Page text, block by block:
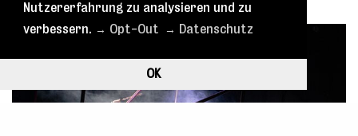
Nutzererfahrung zu analysieren und zu
verbessern. → Opt-Out → Datenschutz
OK
- taz, Ýr Langhorst, 21.08.2024